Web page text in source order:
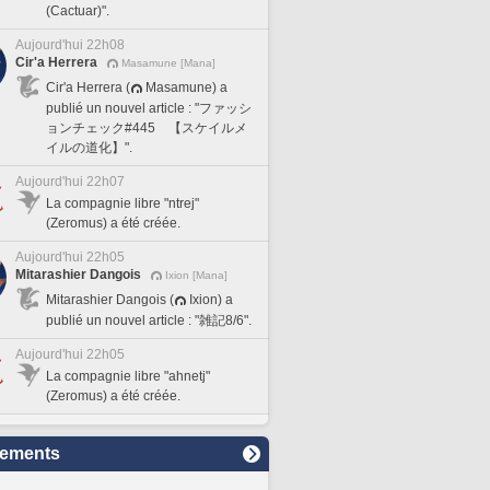
(Cactuar)".
Aujourd'hui 22h08
Cir'a Herrera
Masamune [Mana]
Cir'a Herrera (
Masamune) a
publié un nouvel article : "ファッシ
ョンチェック#445 【スケイルメ
イルの道化】".
Aujourd'hui 22h07
La compagnie libre "ntrej"
(Zeromus) a été créée.
Aujourd'hui 22h05
Mitarashier Dangois
Ixion [Mana]
Mitarashier Dangois (
Ixion) a
publié un nouvel article : "雑記8/6".
Aujourd'hui 22h05
La compagnie libre "ahnetj"
(Zeromus) a été créée.